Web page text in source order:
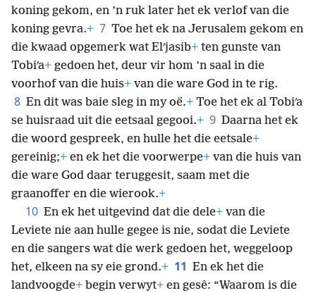
koning gekom, en ’n ruk later het ek verlof van die
koning gevra.+ 7 Toe het ek na Jerusalem gekom en
die kwaad opgemerk wat Elʹjasib+ ten gunste van
Tobiʹa+ gedoen het, deur vir hom ’n saal in die
voorhof van die huis+ van die ware God in te rig.
8 En dit was baie sleg in my oë.+ Toe het ek al Tobiʹa
se huisraad uit die eetsaal gegooi.+ 9 Daarna het ek
die woord gespreek, en hulle het die eetsale+
gereinig;+ en ek het die voorwerpe+ van die huis van
die ware God daar teruggesit, saam met die
graanoffer en die wierook.+
10 En ek het uitgevind dat die dele+ van die
Leviete nie aan hulle gegee is nie, sodat die Leviete
en die sangers wat die werk gedoen het, weggeloop
het, elkeen na sy eie grond.+ 11 En ek het die
landvoogde+ begin verwyt+ en gesê: “Waarom is die